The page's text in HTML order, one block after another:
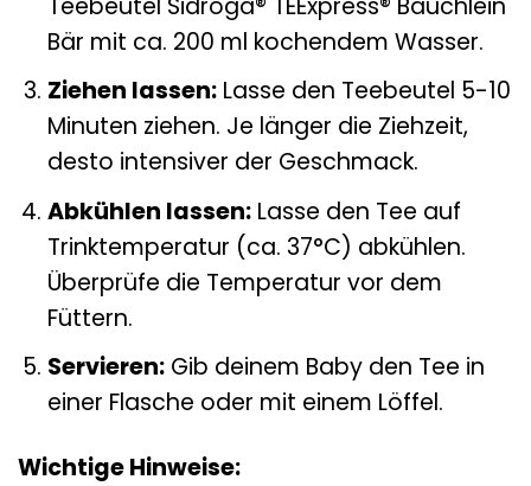
Bär mit ca. 200 ml kochendem Wasser.
Ziehen lassen:Lasse den Teebeutel 5-10
Minuten ziehen. Je länger die Ziehzeit,
desto intensiver der Geschmack.
Abkühlen lassen:Lasse den Tee auf
Trinktemperatur (ca. 37°C) abkühlen.
Überprüfe die Temperatur vor dem
Füttern.
Servieren:Gib deinem Baby den Tee in
einer Flasche oder mit einem Löffel.
Wichtige Hinweise: